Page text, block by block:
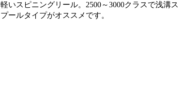
軽いスピニングリール。2500～3000クラスで浅溝ス
プールタイプがオススメです。